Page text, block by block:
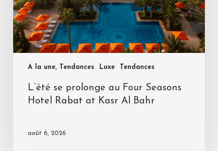
A la une, Tendances Luxe Tendances
L’été se prolonge au Four Seasons
Hotel Rabat at Kasr Al Bahr
août 6, 2026